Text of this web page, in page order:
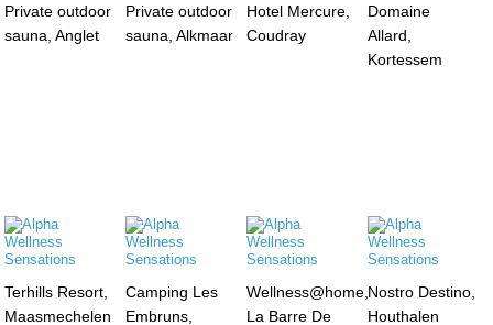
Private outdoor
sauna, Anglet
Private outdoor
sauna, Alkmaar
Hotel Mercure,
Coudray
Domaine
Allard,
Kortessem
Terhills Resort,
Maasmechelen
Camping Les
Embruns,
Wellness@home,
La Barre De
Nostro Destino,
Houthalen